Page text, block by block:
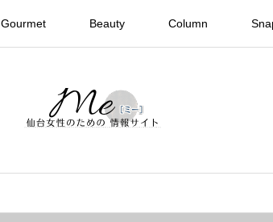
Gourmet Beauty Column